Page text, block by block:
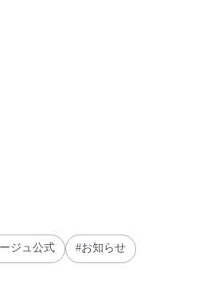
ジュ公式 お知らせ